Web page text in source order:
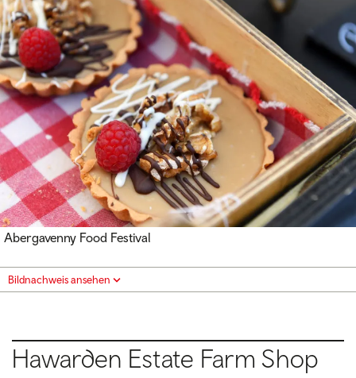
Abergavenny Food Festival
Bildnachweis ansehen
Hawarden Estate Farm Shop